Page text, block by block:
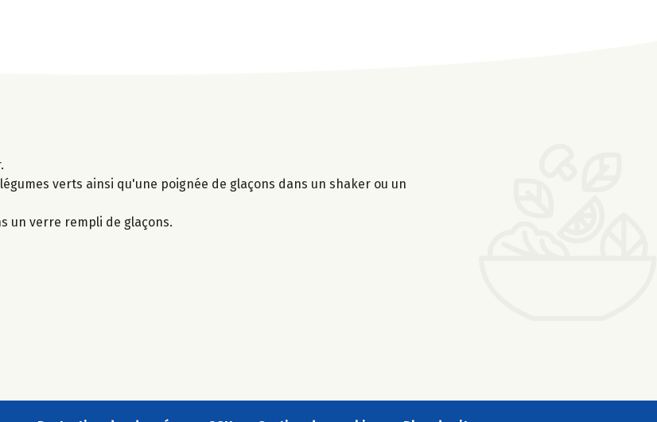
verts ainsi qu'une poignée de glaçons dans un shaker ou un
un verre rempli de glaçons.